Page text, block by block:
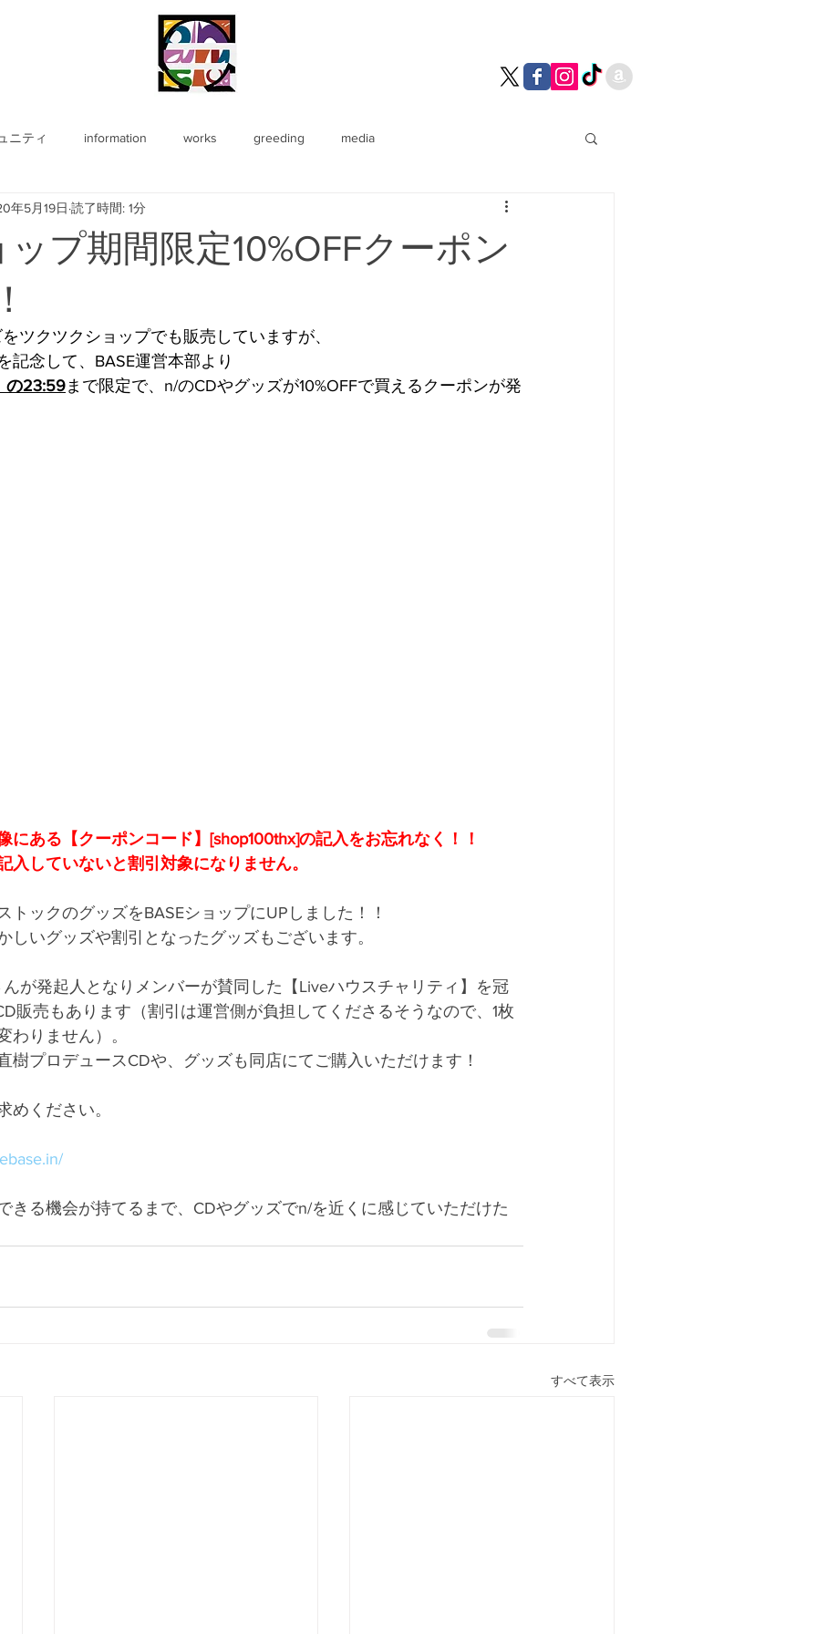
ニティ information works greeding media
ップ期間限定10%OFFクーポン
年5月19日 読了時間: 1分
ツクツクショップでも販売していますが、
記念して、BASE運営本部より
の23:59まで限定で、n/のCDやグッズが10%OFFで買えるクーポンが発
にある【クーポンコード】[shop100thx]の記入をお忘れなく！！
入していないと割引対象になりません。
トックのグッズをBASEショップにUPしました！！
しいグッズや割引となったグッズもございます。
んが発起人となりメンバーが賛同した【Liveハウスチャリティ】を冠
販売もあります（割引は運営側が負担してくださるそうなので、1枚
わりません）。
樹プロデュースCDや、グッズも同店にてご購入いただけます！
めください。
きる機会が持てるまで、CDやグッズでn/を近くに感じていただけた
すべて表示